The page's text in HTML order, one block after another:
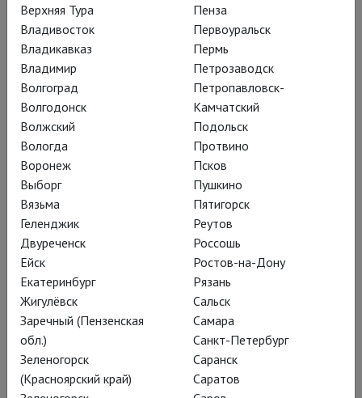
Постановка Сергея Женовача «Дней Турбиных» на сцене
МХТ им. Чехова
Жил. Был. Дом.
Константин Хабенский и Александр Цыпкин представляют
уникальный киноспектакль в постановке МХТ им. А. П.
Чехова
Верхняя Тура
Владивосток
Владикавказ
Владимир
Волгоград
Волгодонск
Волжский
Вологда
Воронеж
Выборг
Вязьма
Геленджик
Двуреченск
Ейск
Екатеринбург
Жигулёвск
Заречный (Пензенская
обл.)
Зеленогорск
(Красноярский край)
Пенза
Первоуральск
Пермь
Петрозаводск
Петропавловск-
Камчатский
Подольск
Протвино
Псков
Пушкино
Пятигорск
Реутов
Россошь
Ростов-на-Дону
Рязань
Сальск
Самара
Санкт-Петербург
Саранск
Саратов